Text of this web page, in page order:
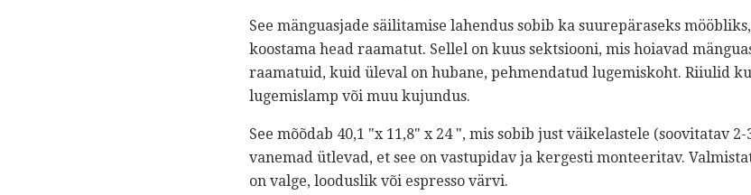
See mänguasjade säilitamise lahendus sobib ka suurepäraseks
koostama head raamatut. Sellel on kuus sektsiooni, mis hoiavad
raamatuid, kuid üleval on hubane, pehmendatud lugemiskoht. Riiulid
lugemislamp või muu kujundus.
See mõõdab 40,1 "x 11,8" x 24 ", mis sobib just väikelastele (soovitatav
vanemad ütlevad, et see on vastupidav ja kergesti monteeritav.
on valge, looduslik või espresso värvi.